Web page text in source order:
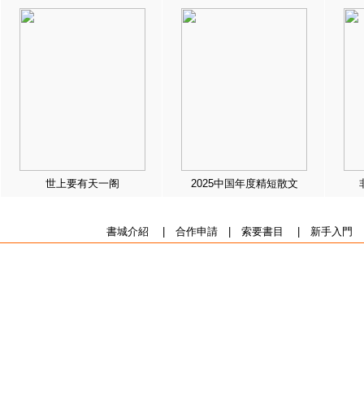
世上要有天一阁 2025中国年度精短散文
書城介紹 合作申請| 索要書目 新手入門